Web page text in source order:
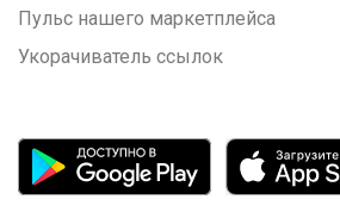
Пульс нашего маркетплейса
Укорачиватель ссылок